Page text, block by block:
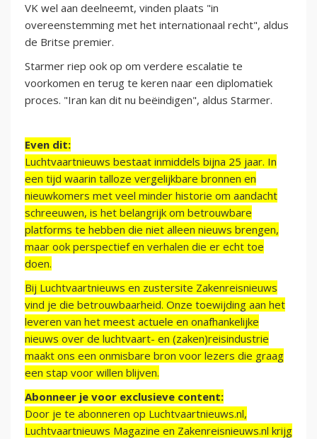
VK wel aan deelneemt, vinden plaats "in
overeenstemming met het internationaal recht", aldus
de Britse premier.
Starmer riep ook op om verdere escalatie te
voorkomen en terug te keren naar een diplomatiek
proces. "Iran kan dit nu beëindigen", aldus Starmer.
Even dit:
Luchtvaartnieuws bestaat inmiddels bijna 25 jaar. In
een tijd waarin talloze vergelijkbare bronnen en
nieuwkomers met veel minder historie om aandacht
schreeuwen, is het belangrijk om betrouwbare
platforms te hebben die niet alleen nieuws brengen,
maar ook perspectief en verhalen die er echt toe
doen.
Bij Luchtvaartnieuws en zustersite Zakenreisnieuws
vind je die betrouwbaarheid. Onze toewijding aan het
leveren van het meest actuele en onafhankelijke
nieuws over de luchtvaart- en (zaken)reisindustrie
maakt ons een onmisbare bron voor lezers die graag
een stap voor willen blijven.
Abonneer je voor exclusieve content:
Door je te abonneren op Luchtvaartnieuws.nl,
Luchtvaartnieuws Magazine en Zakenreisnieuws.nl krijg